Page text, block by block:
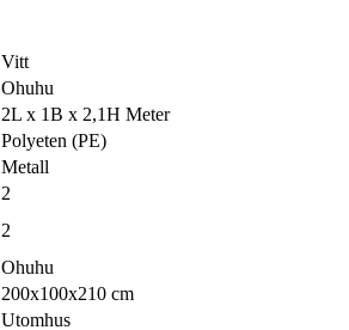
Vitt
Ohuhu
2L x 1B x 2,1H Meter
Polyeten (PE)
Metall
2
2
Ohuhu
200x100x210 cm
Utomhus